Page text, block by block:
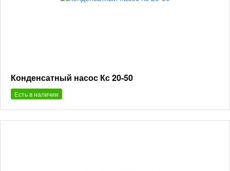
Конденсатный насос Кс 20-50
Есть в наличии